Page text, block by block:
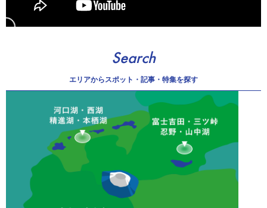
Search
エリアから スポット・記事・特集を探す